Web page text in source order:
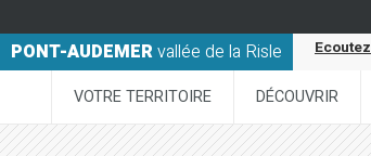
PONT-AUDEMERvallée de la Risle Ecoutez
VOTRE TERRITOIRE DÉCOUVRIR